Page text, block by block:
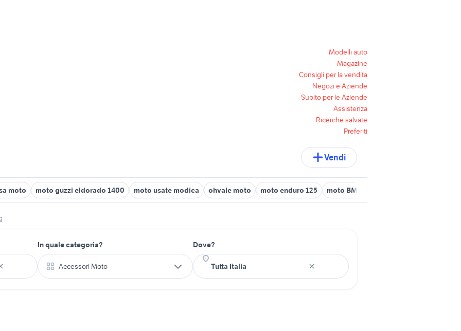
Modelli auto
Magazine
Consigli per la vendita
Negozi e Aziende
Subito per le Aziende
Assistenza
Ricerche salvate
Preferiti
Vendi
moto moto guzzi eldorado 1400 moto usate modica ohvale moto moto enduro 125 moto BMW R 1150 R
In quale categoria?
Accessori Moto
Dove?